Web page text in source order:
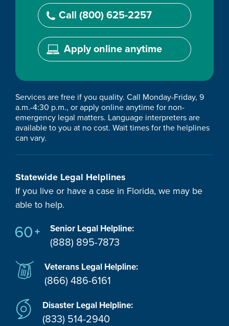
Call (800) 625-2257
Apply online anytime
Services are free if you quality. Call Monday-Friday, 9
a.m.-4:30 p.m., or apply online anytime for non-
emergency legal matters. Language interpreters are
available to you at no cost. Wait times for the helplines
can vary.
Statewide Legal Helplines
If you live or have a case in Florida, we may be
able to help.
Senior Legal Helpline:
(888) 895-7873
Veterans Legal Helpline:
(866) 486-6161
Disaster Legal Helpline:
(833) 514-2940